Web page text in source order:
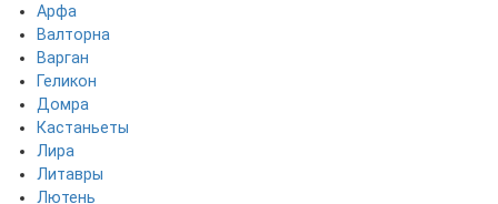
Арфа
Валторна
Варган
Геликон
Домра
Кастаньеты
Лира
Литавры
Лютень